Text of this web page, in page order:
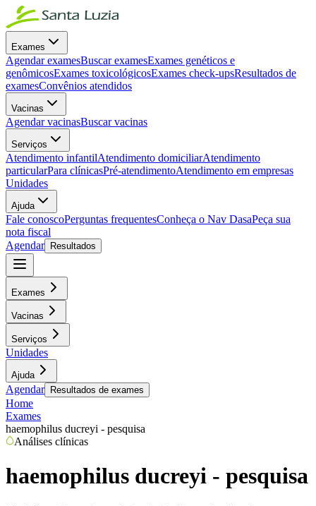
Exames
Agendar examesBuscar examesExames genéticos e
genômicosExames toxicológicosExames check-upsResultados de
examesConvênios atendidos
Vacinas
Agendar vacinasBuscar vacinas
Serviços
Atendimento infantilAtendimento domiciliarAtendimento
particularPara clínicasPré-atendimentoAtendimento em empresas
Unidades
Ajuda
Fale conoscoPerguntas frequentesConheça o Nav DasaPeça sua
nota fiscal
Agendar
Resultados
Exames
Vacinas
Serviços
Unidades
Ajuda
Agendar Resultados de exames
Home
Exames
haemophilus ducreyi - pesquisa
Análises clínicas
haemophilus ducreyi - pesquisa